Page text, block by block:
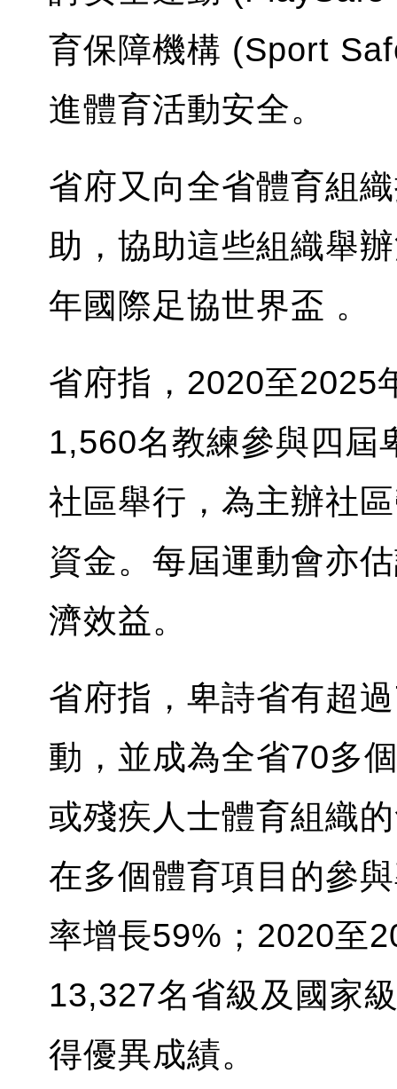
育保障機構 (Sport
進體育活動安全。
省府又向全省體育組
助，協助這些組織舉
年國際足協世界盃 。
省府指，2020至2025
1,560名教練參與四屆
社區舉行，為主辦社
資金。每屆運動會亦
濟效益。
省府指，卑詩省有超
動，並成為全省70多
或殘疾人士體育組織
在多個體育項目的參
率增長59%；2020至
13,327名省級及國家
得優異成績。